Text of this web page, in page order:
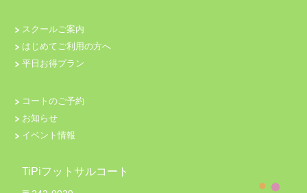
スクールご案内
はじめてご利用の方へ
平日お得プラン
コートのご予約
お知らせ
イベント情報
TiPiフットサルコート